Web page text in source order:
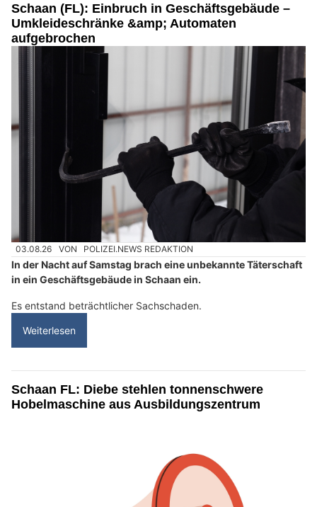
Schaan (FL): Einbruch in Geschäftsgebäude –
Umkleideschränke &amp; Automaten
aufgebrochen
03.08.26 VON POLIZEI.NEWS REDAKTION
In der Nacht auf Samstag brach eine unbekannte Täterschaft
in ein Geschäftsgebäude in Schaan ein.
Es entstand beträchtlicher Sachschaden.
Weiterlesen
Schaan FL: Diebe stehlen tonnenschwere
Hobelmaschine aus Ausbildungszentrum